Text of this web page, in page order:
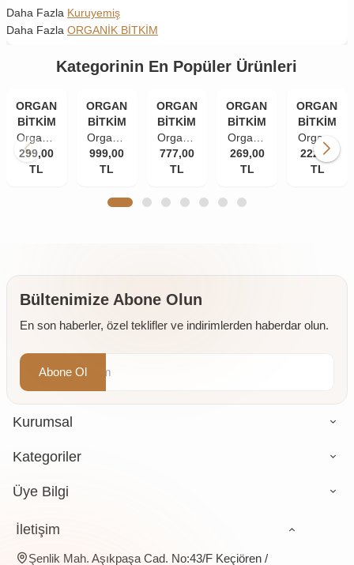
Daha Fazla Kuruyemiş
Daha Fazla ORGANİK BİTKİM
Kategorinin En Popüler Ürünleri
ORGANİK
BİTKİM
Organik
Bitkim
Kabak
299,00
TL
ORGANİK
BİTKİM
Organik
Bitkim
Çiğ
İçi 1000
999,00
TL
ORGANİK
BİTKİM
Organik
Bitkim
Kudüs
İri Boy
777,00
TL
ORGANİK
BİTKİM
Organik
Bitkim
Kuşburnu
Yeni
269,00
TL
ORGANİK
BİTKİM
Organik
Bitkim
Yaban
222,00
TL
Bültenimize Abone Olun
En son haberler, özel teklifler ve indirimlerden haberdar olun.
Abone Ol
Kurumsal
Kategoriler
Üye Bilgi
İletişim
Şenlik Mah. Aşıkpaşa Cad. No:43/F Keçiören /